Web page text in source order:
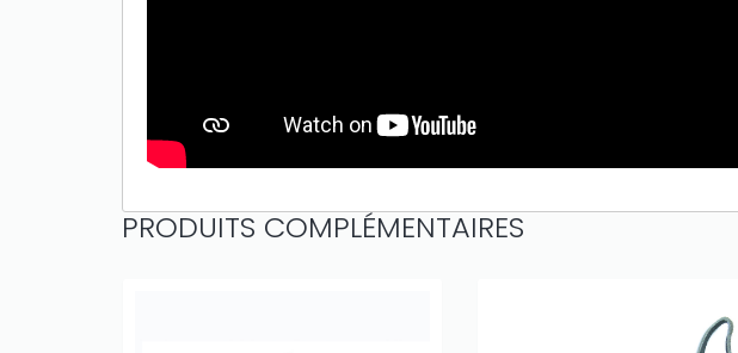
PRODUITS COMPLÉMENTAIRES